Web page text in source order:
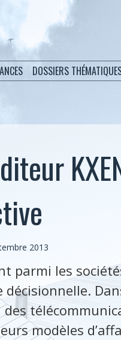
DOSSIERS
2013
parmi les
modèles